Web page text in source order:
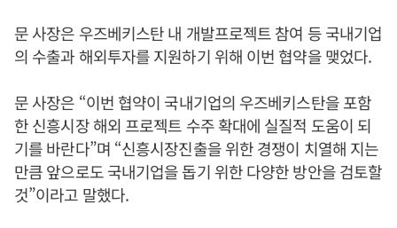
문 사장은 우즈베키스탄 내 개발프로젝트 참여 등 국내기업
의 수출과 해외투자를 지원하기 위해 이번 협약을 맺었다.
문 사장은 “이번 협약이 국내기업의 우즈베키스탄을 포함
한 신흥시장 해외 프로젝트 수주 확대에 실질적 도움이 되
기를 바란다”며 “신흥시장진출을 위한 경쟁이 치열해 지는
만큼 앞으로도 국내기업을 돕기 위한 다양한 방안을 검토할
것”이라고 말했다.